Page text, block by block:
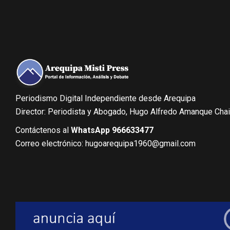
Periodismo Digital Independiente desde Arequipa
Director: Periodista y Abogado, Hugo Alfredo Amanque
Contáctenos al WhatsApp 966633477
Correo electrónico: hugoarequipa1960@gmail.com